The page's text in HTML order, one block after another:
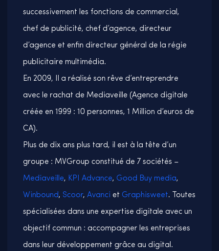
successivement les fonctions de commercial,
chef de publicité, chef d’agence, directeur
d’agence et enfin directeur général de la régie
publicitaire multimédia.
En 2009, Il a réalisé son rêve d’entreprendre
avec le rachat de Mediaveille (Agence digitale
créée en 1999 : 10 personnes, 1 Million d’euros de
CA).
Plus de dix ans plus tard, il est à la tête d’un
groupe : MVGroup constitué de 7 sociétés –
Mediaveille, KPI Advance, Good Buy media,
Winbound, Scoor, Avanci et Graphisweet. Toutes
spécialisées dans une expertise digitale avec un
objectif commun : accompagner les entreprises
dans leur développement grâce au digital.